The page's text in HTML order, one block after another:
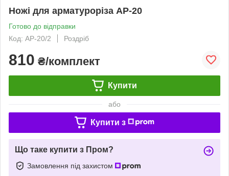
Ножі для арматуроріза АР-20
Готово до відправки
Код: АР-20/2
Роздріб
810 ₴/комплект
Купити
або
Купити з
Що таке купити з Пром?
Замовлення під захистом